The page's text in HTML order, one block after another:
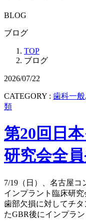
BLOG
ブログ
TOP
ブログ
2026/07/22
CATEGORY : 歯科一般,
類
第20回日
研究会全
7/19（日）、名古屋
インプラント臨床研
歯部欠損に対してチ
たGBR後にインプラ